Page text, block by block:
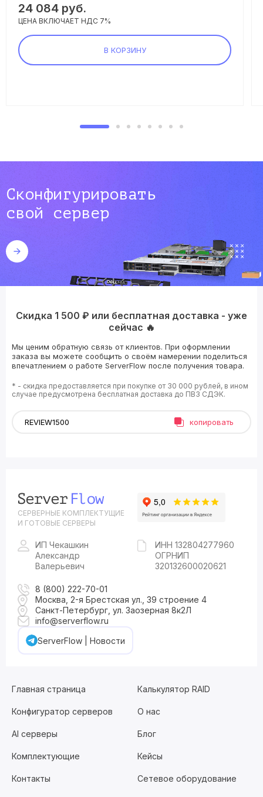
24 084 руб.
ЦЕНА ВКЛЮЧАЕТ НДС 7%
В КОРЗИНУ
Сконфигурировать
свой сервер
Скидка 1 500 ₽ или бесплатная доставка - уже
сейчас 🔥
Мы ценим обратную связь от клиентов. При оформлении
заказа вы можете сообщить о своём намерении поделиться
впечатлением о работе ServerFlow после получения товара.
* - скидка предоставляется при покупке от 30 000 рублей, в ином
случае предусмотрена бесплатная доставка до ПВЗ СДЭК.
копировать
СЕРВЕРНЫЕ КОМПЛЕКТУЩИЕ
И ГОТОВЫЕ СЕРВЕРЫ
ИП Чекашкин
Александр
Валерьевич
ИНН 132804277960
ОГРНИП
320132600020621
8 (800) 222-70-01
Москва, 2-я Брестская ул., 39 строение 4
Санкт-Петербург, ул. Заозерная 8к2Л
info@serverflow.ru
ServerFlow | Новости
Главная страница Калькулятор RAID
Конфигуратор серверов О нас
AI серверы Блог
Комплектующие Кейсы
Контакты Сетевое оборудование